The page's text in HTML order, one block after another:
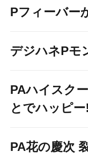
Pフィーバー
デジハネPモ
PAハイスク
とでハッピ
PA花の慶次